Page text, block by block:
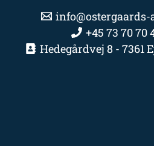
info@ostergaards-
+45 73 70 70
Hedegårdvej 8 - 7361